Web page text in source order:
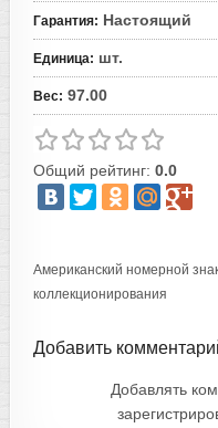
Гарантия: Настоящий
Единица: шт.
Вес: 97.00
Общий рейтинг: 0.0
Американский номерной
коллекционирования
Добавить
Добавлять